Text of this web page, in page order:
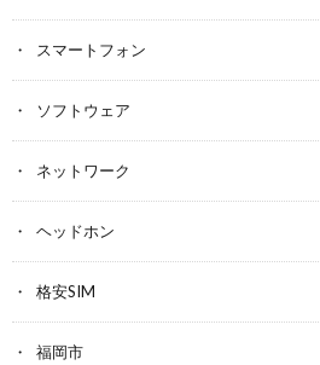
スマートフォン
ソフトウェア
ネットワーク
ヘッドホン
格安SIM
福岡市